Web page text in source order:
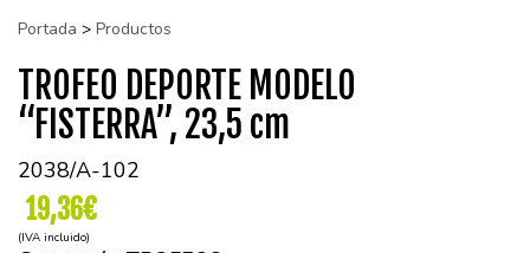
Portada > Productos
TROFEO DEPORTE MODELO
“FISTERRA”, 23,5 cm
2038/A-102
19,36€
(IVA incluido)